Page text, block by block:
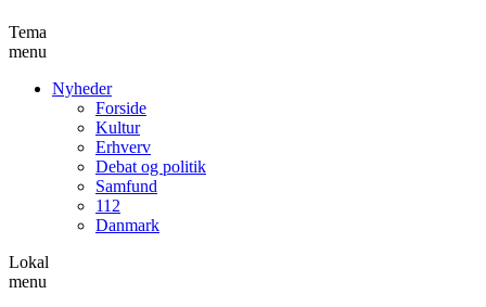
Tema
menu
Nyheder
Forside
Kultur
Erhverv
Debat og politik
Samfund
112
Danmark
Lokal
menu